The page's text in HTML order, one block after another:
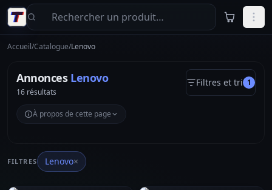
Aller au contenu principal
Accueil/Catalogue/Lenovo
Annonces Lenovo
16 résultats
Filtres et tri 1
À propos de cette page
FILTRES Lenovo×